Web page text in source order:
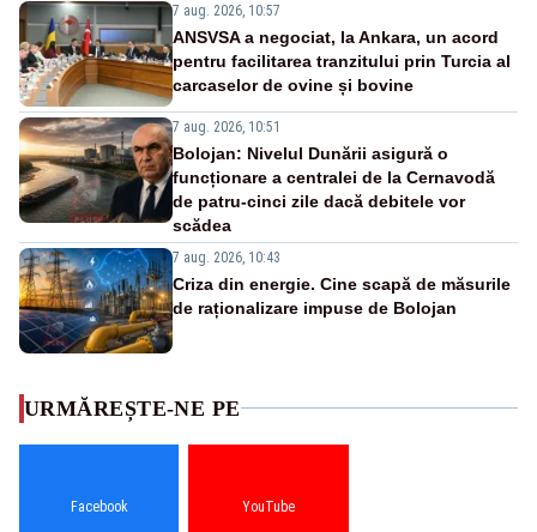
7 aug. 2026, 10:57
ANSVSA a negociat, la Ankara, un acord
pentru facilitarea tranzitului prin Turcia al
carcaselor de ovine și bovine
7 aug. 2026, 10:51
Bolojan: Nivelul Dunării asigură o
funcționare a centralei de la Cernavodă
de patru-cinci zile dacă debitele vor
scădea
7 aug. 2026, 10:43
Criza din energie. Cine scapă de măsurile
de raționalizare impuse de Bolojan
URMĂREȘTE-NE PE
Facebook YouTube